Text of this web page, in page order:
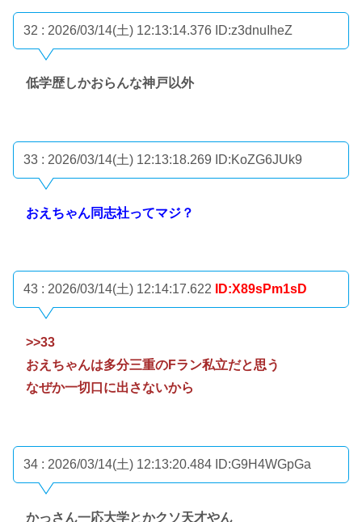
32 : 2026/03/14(土) 12:13:14.376 ID:z3dnuIheZ
低学歴しかおらんな神戸以外
33 : 2026/03/14(土) 12:13:18.269 ID:KoZG6JUk9
おえちゃん同志社ってマジ？
43 : 2026/03/14(土) 12:14:17.622 ID:X89sPm1sD
>>33
おえちゃんは多分三重のFラン私立だと思う
なぜか一切口に出さないから
34 : 2026/03/14(土) 12:13:20.484 ID:G9H4WGpGa
かっさん一応大学とかクソ天才やん